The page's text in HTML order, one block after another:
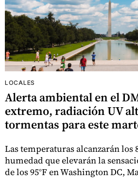
LOCALES
Alerta ambiental en el
extremo, radiación UV
tormentas para este
Las temperaturas alcanzarán los
humedad que elevarán la
de los 95°F en Washington DC,